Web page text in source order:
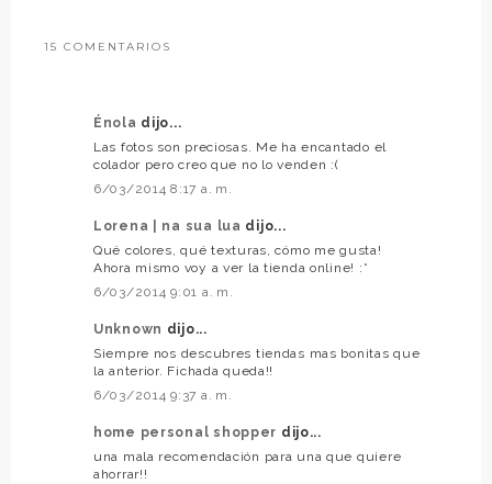
15 COMENTARIOS
Énola dijo...
Las fotos son preciosas. Me ha encantado el
colador pero creo que no lo venden :(
6/03/2014 8:17 a. m.
Lorena | na sua lua dijo...
Qué colores, qué texturas, cómo me gusta!
Ahora mismo voy a ver la tienda online! :*
6/03/2014 9:01 a. m.
Unknown dijo...
Siempre nos descubres tiendas mas bonitas que
la anterior. Fichada queda!!
6/03/2014 9:37 a. m.
home personal shopper dijo...
una mala recomendación para una que quiere
ahorrar!!